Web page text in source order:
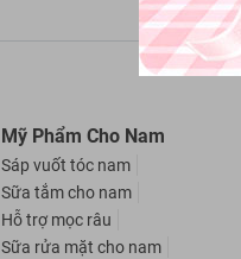
Mỹ Phẩm Cho Nam
Sáp vuốt tóc nam
Sữa tắm cho nam
Hỗ trợ mọc râu
Sữa rửa mặt cho nam